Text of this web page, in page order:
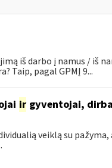
iš darbo į namus / iš
Taip, pagal GPMĮ 9...
irgyventojai,
veiklą su